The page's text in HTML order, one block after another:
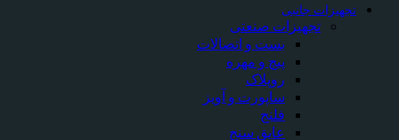
تجهیزات جانبی
تجهیزات صنعتی
بست و اتصالات
پیچ و مهره
روپلاک
ساپورت و آویز
فلنج
عایق سنج